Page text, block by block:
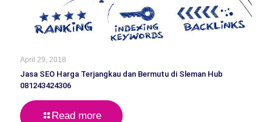
April 29, 2018
Jasa SEO Harga Terjangkau dan Bermutu di Sleman Hub
081243424306
Read more